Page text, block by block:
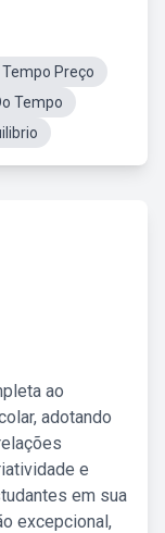
Preço
Tempo
ao
adotando
e
em sua
excepcional,